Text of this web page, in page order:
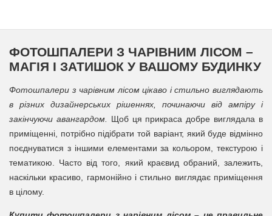
ФОТОШПАЛЕРИ З ЧАРІВНИМ ЛІСОМ –
МАГІЯ І ЗАТИШОК У ВАШОМУ БУДИНКУ
Фотошпалери з чарівним лісом цікаво і стильно виглядають
в різних дизайнерських рішеннях, починаючи від ампіру і
закінчуючи авангардом.
Щоб ця прикраса добре виглядала в
приміщенні, потрібно підібрати той варіант, який буде відмінно
поєднуватися з іншими елементами за кольором, текстурою і
тематикою. Часто від того, який краєвид обраний, залежить,
наскільки красиво, гармонійно і стильно виглядає приміщення
в цілому.